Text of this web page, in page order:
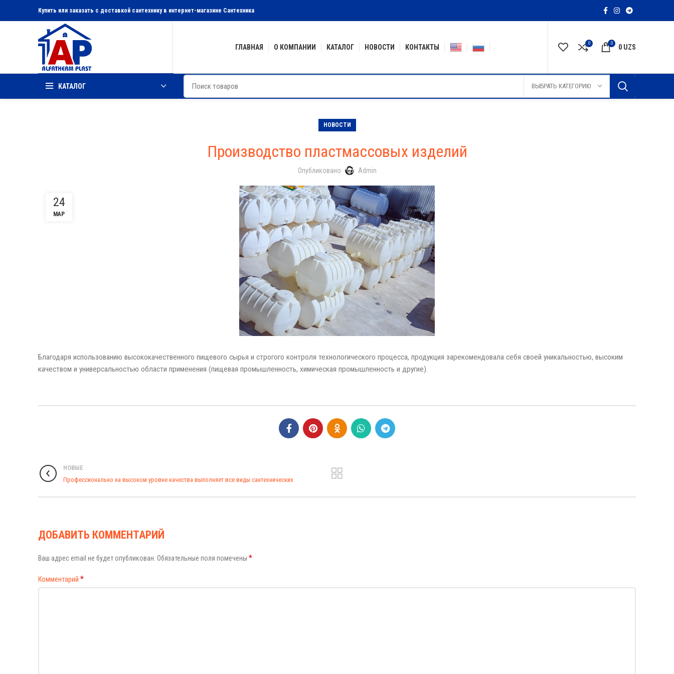
Купить или заказать с доставкой сантехнику в интернет-магазине Сантехника
ГЛАВНАЯ О КОМПАНИИ КАТАЛОГ НОВОСТИ КОНТАКТЫ 0 0 0 UZS
КАТАЛОГ ВЫБРАТЬ КАТЕГОРИЮ
НОВОСТИ
Производство пластмассовых изделий
Опубликовано Admin
24
МАР
Благодаря использованию высококачественного пищевого сырья и строгого контроля технологического процесса, продукция зарекомендовала себя своей уникальностью, высоким
качеством и универсальностью области применения (пищевая промышленность, химическая промышленность и другие).
НОВЫЕ
Профессионально на высоком уровне качества выполняет все виды сантехнических
ДОБАВИТЬ КОММЕНТАРИЙ
Ваш адрес email не будет опубликован. Обязательные поля помечены *
Комментарий *